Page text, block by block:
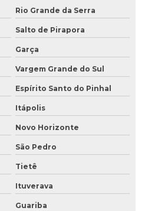
Rio Grande da Serra
Salto de Pirapora
Garça
Vargem Grande do Sul
Espírito Santo do Pinhal
Itápolis
Novo Horizonte
São Pedro
Tietê
Ituverava
Guariba